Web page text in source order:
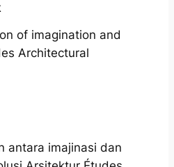
of imagination and
Architectural
antara imajinasi dan